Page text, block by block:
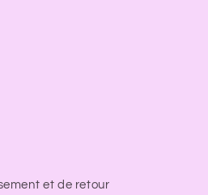
et de retour